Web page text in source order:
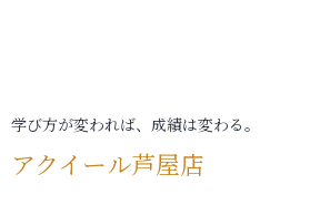
学び方が変われば、成績は変わる。
アクイール芦屋店